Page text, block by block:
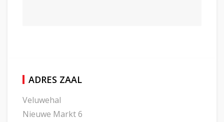
ADRES ZAAL
Veluwehal
Nieuwe Markt 6